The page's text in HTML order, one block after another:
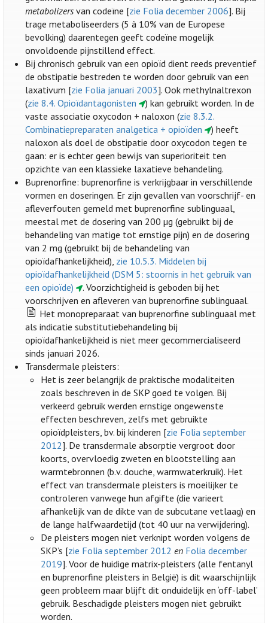
metabolizers van codeïne [zie Folia december 2006]. Bij
trage metaboliseerders (5 à 10% van de Europese
bevolking) daarentegen geeft codeïne mogelijk
onvoldoende pijnstillend effect.
Bij chronisch gebruik van een opioïd dient reeds preventief
de obstipatie bestreden te worden door gebruik van een
laxativum [zie Folia januari 2003]. Ook methylnaltrexon
(zie 8.4. Opioïdantagonisten
) kan gebruikt worden. In de
vaste associatie oxycodon + naloxon (zie 8.3.2.
Combinatiepreparaten analgetica + opioïden
) heeft
naloxon als doel de obstipatie door oxycodon tegen te
gaan: er is echter geen bewijs van superioriteit ten
opzichte van een klassieke laxatieve behandeling.
Buprenorfine: buprenorfine is verkrijgbaar in verschillende
vormen en doseringen. Er zijn gevallen van voorschrijf- en
afleverfouten gemeld met buprenorfine sublinguaal,
meestal met de dosering van 200 µg (gebruikt bij de
behandeling van matige tot ernstige pijn) en de dosering
van 2 mg (gebruikt bij de behandeling van
opioïdafhankelijkheid), zie 10.5.3. Middelen bij
opioïdafhankelijkheid (DSM 5: stoornis in het gebruik van
een opioïde)
. Voorzichtigheid is geboden bij het
voorschrijven en afleveren van buprenorfine sublinguaal.
Het monopreparaat van buprenorfine sublinguaal met
als indicatie substitutiebehandeling bij
opioïdafhankelijkheid is niet meer gecommercialiseerd
sinds januari 2026.
Transdermale pleisters:
Het is zeer belangrijk de praktische modaliteiten
zoals beschreven in de SKP goed te volgen. Bij
verkeerd gebruik werden ernstige ongewenste
effecten beschreven, zelfs met gebruikte
opioïdpleisters, bv. bij kinderen [zie Folia september
2012]. De transdermale absorptie vergroot door
koorts, overvloedig zweten en blootstelling aan
warmtebronnen (b.v. douche, warmwaterkruik). Het
effect van transdermale pleisters is moeilijker te
controleren vanwege hun afgifte (die varieert
afhankelijk van de dikte van de subcutane vetlaag) en
de lange halfwaardetijd (tot 40 uur na verwijdering).
De pleisters mogen niet verknipt worden volgens de
SKP’s [zie Folia september 2012 en Folia december
2019]. Voor de huidige matrix-pleisters (alle fentanyl
en buprenorfine pleisters in België) is dit waarschijnlijk
geen probleem maar blijft dit onduidelijk en ‘off-label’
gebruik. Beschadigde pleisters mogen niet gebruikt
worden.